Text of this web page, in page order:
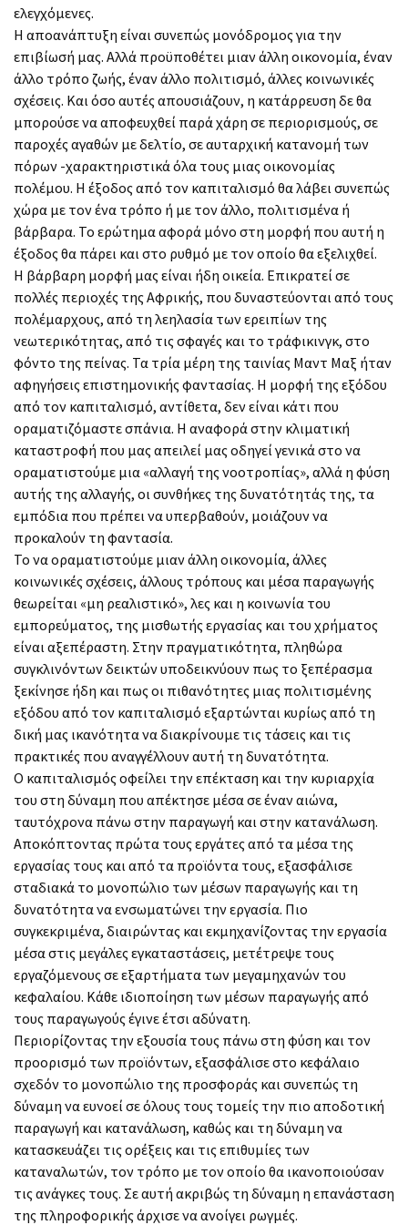
ελεγχόμενες.
Η αποανάπτυξη είναι συνεπώς μονόδρομος για την
επιβίωσή μας. Αλλά προϋποθέτει μιαν άλλη οικονομία, έναν
άλλο τρόπο ζωής, έναν άλλο πολιτισμό, άλλες κοινωνικές
σχέσεις. Και όσο αυτές απουσιάζουν, η κατάρρευση δε θα
μπορούσε να αποφευχθεί παρά χάρη σε περιορισμούς, σε
παροχές αγαθών με δελτίο, σε αυταρχική κατανομή των
πόρων -χαρακτηριστικά όλα τους μιας οικονομίας
πολέμου. Η έξοδος από τον καπιταλισμό θα λάβει συνεπώς
χώρα με τον ένα τρόπο ή με τον άλλο, πολιτισμένα ή
βάρβαρα. Το ερώτημα αφορά μόνο στη μορφή που αυτή η
έξοδος θα πάρει και στο ρυθμό με τον οποίο θα εξελιχθεί.
Η βάρβαρη μορφή μας είναι ήδη οικεία. Επικρατεί σε
πολλές περιοχές της Αφρικής, που δυναστεύονται από τους
πολέμαρχους, από τη λεηλασία των ερειπίων της
νεωτερικότητας, από τις σφαγές και το τράφικινγκ, στο
φόντο της πείνας. Τα τρία μέρη της ταινίας Μαντ Μαξ ήταν
αφηγήσεις επιστημονικής φαντασίας. Η μορφή της εξόδου
από τον καπιταλισμό, αντίθετα, δεν είναι κάτι που
οραματιζόμαστε σπάνια. Η αναφορά στην κλιματική
καταστροφή που μας απειλεί μας οδηγεί γενικά στο να
οραματιστούμε μια «αλλαγή της νοοτροπίας», αλλά η φύση
αυτής της αλλαγής, οι συνθήκες της δυνατότητάς της, τα
εμπόδια που πρέπει να υπερβαθούν, μοιάζουν να
προκαλούν τη φαντασία.
Το να οραματιστούμε μιαν άλλη οικονομία, άλλες
κοινωνικές σχέσεις, άλλους τρόπους και μέσα παραγωγής
θεωρείται «μη ρεαλιστικό», λες και η κοινωνία του
εμπορεύματος, της μισθωτής εργασίας και του χρήματος
είναι αξεπέραστη. Στην πραγματικότητα, πληθώρα
συγκλινόντων δεικτών υποδεικνύουν πως το ξεπέρασμα
ξεκίνησε ήδη και πως οι πιθανότητες μιας πολιτισμένης
εξόδου από τον καπιταλισμό εξαρτώνται κυρίως από τη
δική μας ικανότητα να διακρίνουμε τις τάσεις και τις
πρακτικές που αναγγέλλουν αυτή τη δυνατότητα.
Ο καπιταλισμός οφείλει την επέκταση και την κυριαρχία
του στη δύναμη που απέκτησε μέσα σε έναν αιώνα,
ταυτόχρονα πάνω στην παραγωγή και στην κατανάλωση.
Αποκόπτοντας πρώτα τους εργάτες από τα μέσα της
εργασίας τους και από τα προϊόντα τους, εξασφάλισε
σταδιακά το μονοπώλιο των μέσων παραγωγής και τη
δυνατότητα να ενσωματώνει την εργασία. Πιο
συγκεκριμένα, διαιρώντας και εκμηχανίζοντας την εργασία
μέσα στις μεγάλες εγκαταστάσεις, μετέτρεψε τους
εργαζόμενους σε εξαρτήματα των μεγαμηχανών του
κεφαλαίου. Κάθε ιδιοποίηση των μέσων παραγωγής από
τους παραγωγούς έγινε έτσι αδύνατη.
Περιορίζοντας την εξουσία τους πάνω στη φύση και τον
προορισμό των προϊόντων, εξασφάλισε στο κεφάλαιο
σχεδόν το μονοπώλιο της προσφοράς και συνεπώς τη
δύναμη να ευνοεί σε όλους τους τομείς την πιο αποδοτική
παραγωγή και κατανάλωση, καθώς και τη δύναμη να
κατασκευάζει τις ορέξεις και τις επιθυμίες των
καταναλωτών, τον τρόπο με τον οποίο θα ικανοποιούσαν
τις ανάγκες τους. Σε αυτή ακριβώς τη δύναμη η επανάσταση
της πληροφορικής άρχισε να ανοίγει ρωγμές.